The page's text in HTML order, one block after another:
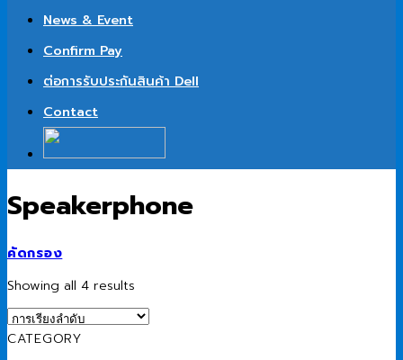
News & Event
Confirm Pay
ต่อการรับประกันสินค้า Dell
Contact
Speakerphone
คัดกรอง
Showing all 4 results
CATEGORY